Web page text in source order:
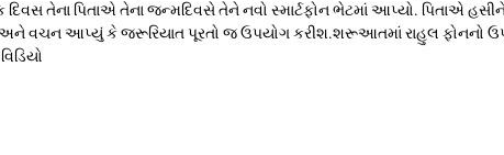
દિવસ તેના પિતાએ તેના જન્મદિવસે તેને નવો સ્માર્ટફોન ભેટમાં આપ્યો. પિતાએ
અને વચન આપ્યું કે જરૂરિયાત પૂરતો જ ઉપયોગ કરીશ.શરૂઆતમાં રાહુલ ફોનનો